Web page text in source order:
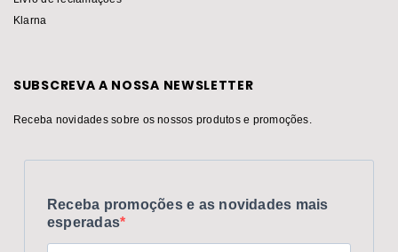
Klarna
SUBSCREVA A NOSSA NEWSLETTER
Receba novidades sobre os nossos produtos e promoções.
Receba promoções e as novidades mais
esperadas